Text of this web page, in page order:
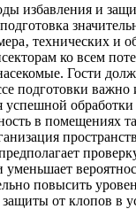
избавления и
технических и
ко всем
Гости
подготовки
в помещениях
повысить
от клопов в